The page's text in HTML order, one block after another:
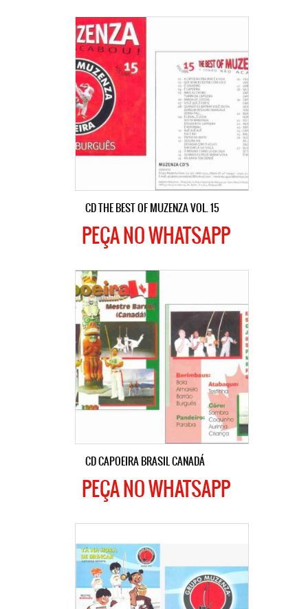
CD THE BEST OF MUZENZA VOL. 15
PEÇA NO WHATSAPP
CD CAPOEIRA BRASIL CANADÁ
PEÇA NO WHATSAPP